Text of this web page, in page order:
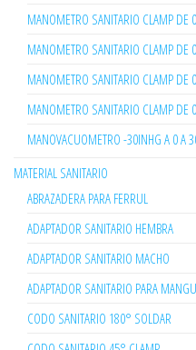
MANOMETRO SANITARIO CLAMP DE
MANOMETRO SANITARIO CLAMP DE
MANOMETRO SANITARIO CLAMP DE
MANOMETRO SANITARIO CLAMP DE
MANOVACUOMETRO -30INHG A 0 A
MATERIAL SANITARIO
ABRAZADERA PARA FERRUL
ADAPTADOR SANITARIO HEMBRA
ADAPTADOR SANITARIO MACHO
ADAPTADOR SANITARIO PARA
CODO SANITARIO 180° SOLDAR